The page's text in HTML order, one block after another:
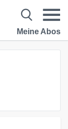
Meine Abos